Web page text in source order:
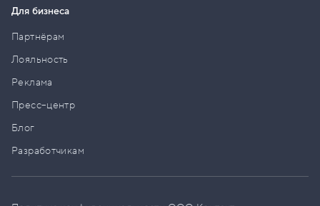
Для бизнеса
Партнёрам
Лояльность
Реклама
Пресс–центр
Блог
Разработчикам